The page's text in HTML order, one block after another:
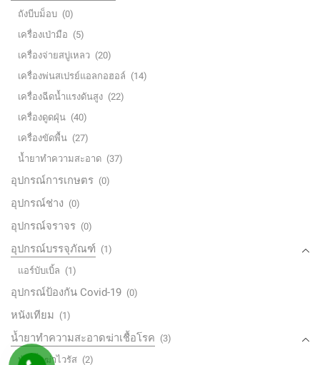
ถังบีบม็อบ (0)
เครื่องเป่ามือ (5)
เครื่องจ่ายสบู่เหลว (20)
เครื่องพ่นสเปรย์แอลกอฮอล์ (14)
เครื่องฉีดน้ำแรงดันสูง (22)
เครื่องดูดฝุ่น (40)
เครื่องขัดพื้น (27)
น้ำยาทำความสะอาด (37)
อุปกรณ์การเกษตร (0)
อุปกรณ์ช่าง (0)
อุปกรณ์จราจร (0)
อุปกรณ์บรรจุภัณฑ์ (1)
แอร์บับเบิ้ล (1)
อุปกรณ์ป้องกัน Covid-19 (0)
หนังเทียม (1)
น้ำยาทำความสะอาดฆ่าเชื้อโรค (3)
หัวเชื้อฆ่าไวรัส (2)